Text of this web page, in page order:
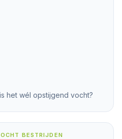
het wél opstijgend vocht?
BESTRIJDEN